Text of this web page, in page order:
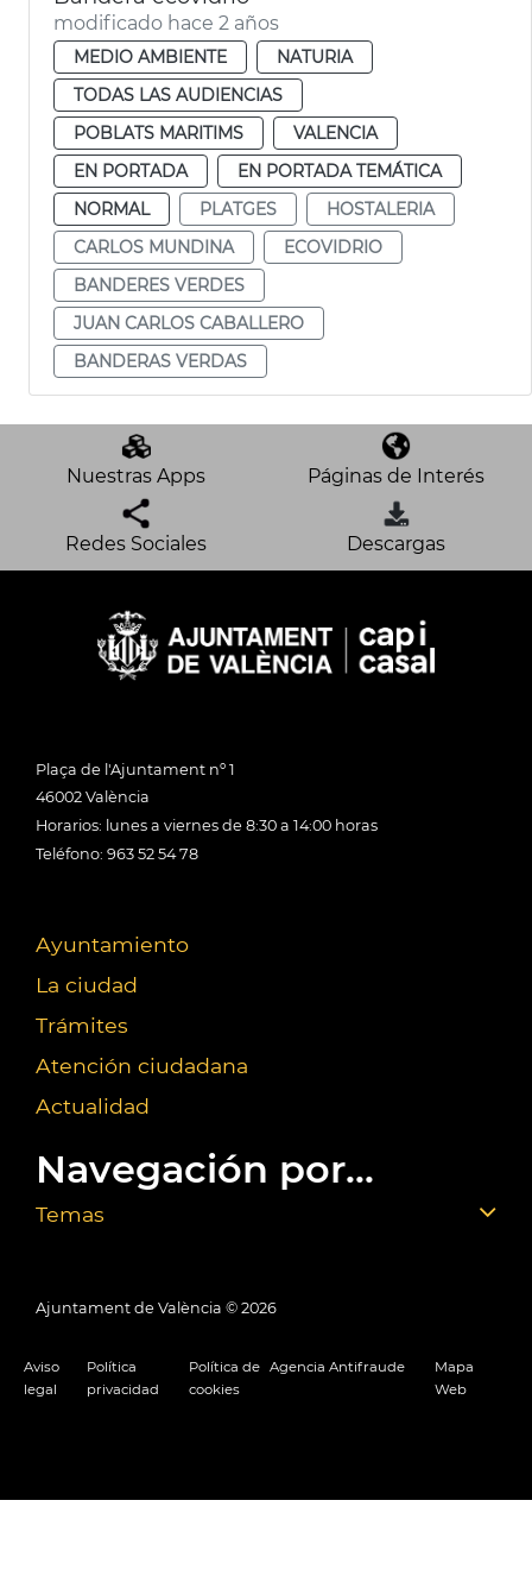
modificado hace 2 años
MEDIO AMBIENTE
NATURIA
TODAS LAS AUDIENCIAS
POBLATS MARITIMS
VALENCIA
EN PORTADA
EN PORTADA TEMÁTICA
NORMAL
PLATGES
HOSTALERIA
CARLOS MUNDINA
ECOVIDRIO
BANDERES VERDES
JUAN CARLOS CABALLERO
BANDERAS VERDAS
Nuestras Apps Páginas de Interés
Redes Sociales Descargas
Plaça de l'Ajuntament nº 1
46002 València
Horarios: lunes a viernes de 8:30 a 14:00 horas
Teléfono: 963 52 54 78
Ayuntamiento
La ciudad
Trámites
Atención ciudadana
Actualidad
Navegación por...
Temas
Ajuntament de València © 2026
Aviso
legal
Política
privacidad
Política de
cookies
Agencia Antifraude
Mapa
Web